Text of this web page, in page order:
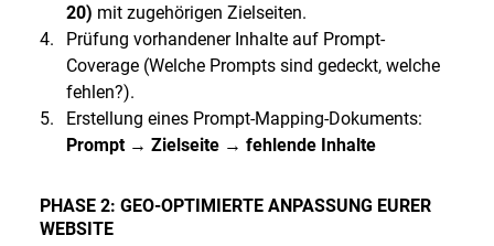
20) mit zugehörigen Zielseiten.
Prüfung vorhandener Inhalte auf Prompt-
Coverage (Welche Prompts sind gedeckt, welche
fehlen?).
Erstellung eines Prompt-Mapping-Dokuments:
Prompt → Zielseite → fehlende Inhalte
PHASE 2: GEO-OPTIMIERTE ANPASSUNG EURER
WEBSITE